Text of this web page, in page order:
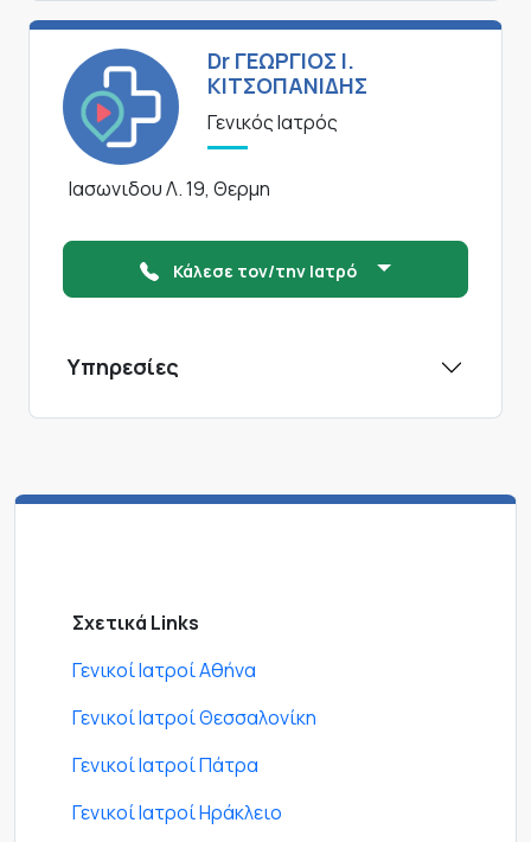
Dr ΓΕΩΡΓΙΟΣ Ι.
ΚΙΤΣΟΠΑΝΙΔΗΣ
Γενικός Ιατρός
Ιασωνιδου Λ. 19, Θερμη
Κάλεσε τον/την Ιατρό
Υπηρεσίες
Σχετικά Links
Γενικοί Ιατροί Αθήνα
Γενικοί Ιατροί Θεσσαλονίκη
Γενικοί Ιατροί Πάτρα
Γενικοί Ιατροί Ηράκλειο